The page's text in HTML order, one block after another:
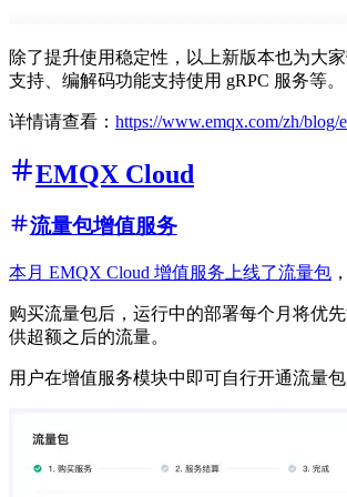
除了提升使用稳定性，以上新版本也为大
支持、编解码功能支持使用 gRPC 服务等。
详情请查看： https://www.emqx.com/zh/blog/
EMQX Cloud
流量包增值服务
本月 EMQX Cloud 增值服务上线了流量包
购买流量包后，运行中的部署每个月将优
供超额之后的流量。
用户在增值服务模块中即可自行开通流量